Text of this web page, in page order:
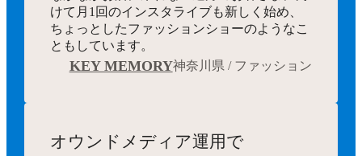
けて月1回のインスタライブも新しく始め、
ちょっとしたファッションショーのようなこ
ともしています。
KEY MEMORY神奈川県 / ファッション
オウンドメディア運用で